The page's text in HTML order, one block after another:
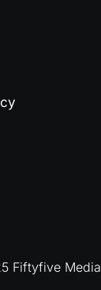
Fiftyfive Media